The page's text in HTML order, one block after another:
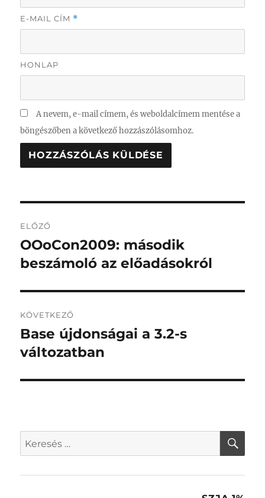
E-MAIL CÍM *
HONLAP
A nevem, e-mail címem, és weboldalcímem mentése a
böngészőben a következő hozzászólásomhoz.
navigáció
ELŐZŐ
Korábbi
bejegyzés:
OOoCon2009: második
beszámoló az előadásokról
KÖVETKEZŐ
Következő
bejegyzés:
Base újdonságai a 3.2-s
változatban
Keresés
a